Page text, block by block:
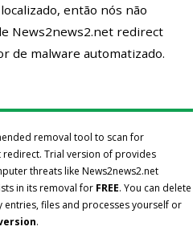
então nós não
News2news2.net redirect
de malware automatizado.
removal tool to scan for
redirect. Trial version of provides
threats like News2news2.net
in its removal for FREE. You can delete
entries, files and processes yourself or
.